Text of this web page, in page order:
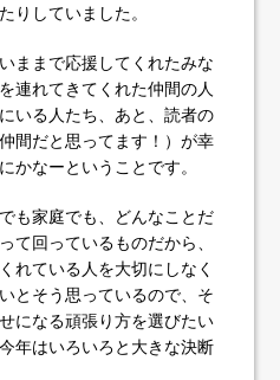
りしていました。
ままで応援してくれたみな
連れてきてくれた仲間の人
いる人たち、あと、読者の
間だと思ってます！）が幸
かなーということです。
も家庭でも、どんなことだ
て回っているものだから、
れている人を大切にしなく
とそう思っているので、そ
になる頑張り方を選びたい
年はいろいろと大きな決断